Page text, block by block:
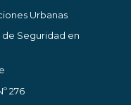
Urbanas
Seguridad en
276